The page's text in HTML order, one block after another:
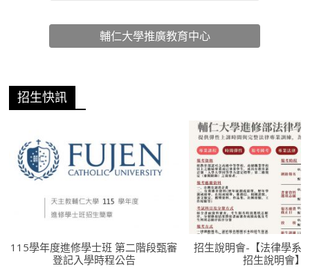
輔仁大學推廣教育中心
招生快訊
115學年度進修學士班 第二階段甄審
登記入學時程公告
招生說明會-【法律學系
招生說明會】